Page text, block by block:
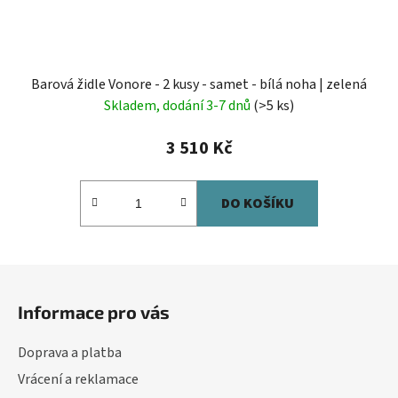
Barová židle Vonore - 2 kusy - samet - bílá noha | zelená
Skladem, dodání 3-7 dnů (>5 ks)
3 510 Kč
DO KOŠÍKU
Informace pro vás
Doprava a platba
Vrácení a reklamace